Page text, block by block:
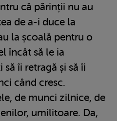
că părinții nu au
de a-i duce la
la școală pentru o
încât să le ia
îi retragă și să îi
când cresc.
de munci zilnice, de
umilitoare. Da,